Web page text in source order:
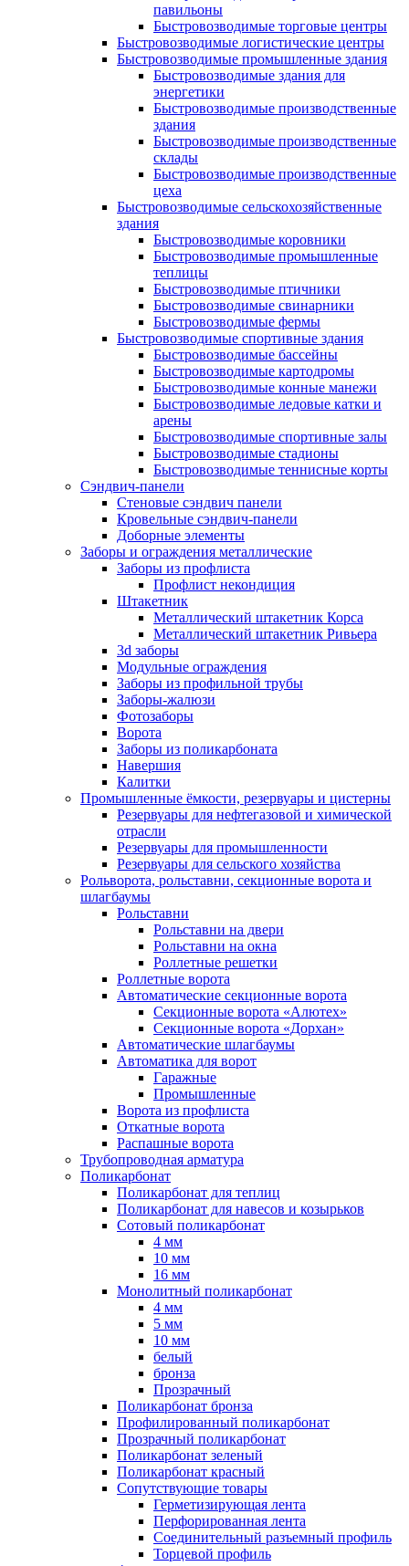
павильоны
Быстровозводимые торговые центры
Быстровозводимые логистические центры
Быстровозводимые промышленные здания
Быстровозводимые здания для
энергетики
Быстровозводимые производственные
здания
Быстровозводимые производственные
склады
Быстровозводимые производственные
цеха
Быстровозводимые сельскохозяйственные
здания
Быстровозводимые коровники
Быстровозводимые промышленные
теплицы
Быстровозводимые птичники
Быстровозводимые свинарники
Быстровозводимые фермы
Быстровозводимые спортивные здания
Быстровозводимые бассейны
Быстровозводимые картодромы
Быстровозводимые конные манежи
Быстровозводимые ледовые катки и
арены
Быстровозводимые спортивные залы
Быстровозводимые стадионы
Быстровозводимые теннисные корты
Сэндвич-панели
Стеновые сэндвич панели
Кровельные сэндвич-панели
Доборные элементы
Заборы и ограждения металлические
Заборы из профлиста
Профлист некондиция
Штакетник
Металлический штакетник Корса
Металлический штакетник Ривьера
3d заборы
Модульные ограждения
Заборы из профильной трубы
Заборы-жалюзи
Фотозаборы
Ворота
Заборы из поликарбоната
Навершия
Калитки
Промышленные ёмкости, резервуары и цистерны
Резервуары для нефтегазовой и химической
отрасли
Резервуары для промышленности
Резервуары для сельского хозяйства
Рольворота, рольставни, секционные ворота и
шлагбаумы
Рольставни
Рольставни на двери
Рольставни на окна
Роллетные решетки
Роллетные ворота
Автоматические секционные ворота
Секционные ворота «Алютех»
Секционные ворота «Дорхан»
Автоматические шлагбаумы
Автоматика для ворот
Гаражные
Промышленные
Ворота из профлиста
Откатные ворота
Распашные ворота
Трубопроводная арматура
Поликарбонат
Поликарбонат для теплиц
Поликарбонат для навесов и козырьков
Сотовый поликарбонат
4 мм
10 мм
16 мм
Монолитный поликарбонат
4 мм
5 мм
10 мм
белый
бронза
Прозрачный
Поликарбонат бронза
Профилированный поликарбонат
Прозрачный поликарбонат
Поликарбонат зеленый
Поликарбонат красный
Сопутствующие товары
Герметизирующая лента
Перфорированная лента
Соединительный разъемный профиль
Торцевой профиль